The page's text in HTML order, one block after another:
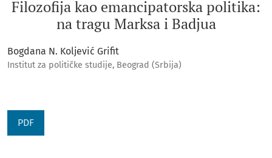
Filozofija kao emancipatorska politika:
na tragu Marksa i Badjua
Bogdana N. Koljević Grifit
Institut za političke studije, Beograd (Srbija)
PDF